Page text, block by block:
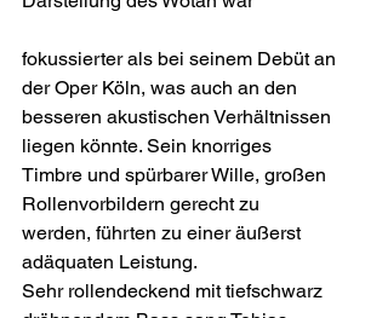
fokussierter als bei seinem Debüt an
der Oper Köln, was auch an den
besseren akustischen Verhältnissen
liegen könnte. Sein knorriges
Timbre und spürbarer Wille, großen
Rollenvorbildern gerecht zu
werden, führten zu einer äußerst
adäquaten Leistung.
Sehr rollendeckend mit tiefschwarz